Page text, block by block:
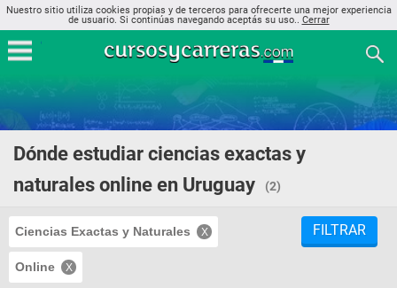
Nuestro sitio utiliza cookies propias y de terceros para ofrecerte una mejor experiencia
de usuario. Si continúas navegando aceptás su uso.. Cerrar
Dónde estudiar ciencias exactas y
naturales online en Uruguay
(2)
Ciencias Exactas y Naturales
Online
FILTRAR